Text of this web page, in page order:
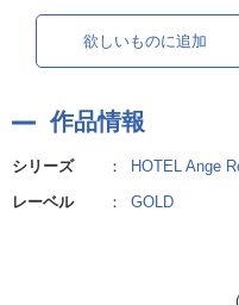
欲しいものに追加
作品情報
シリーズ ：
HOTEL Ange
レーベル
： GOLD